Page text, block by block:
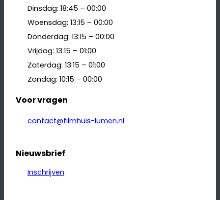
Dinsdag: 18:45 – 00:00
Woensdag: 13:15 – 00:00
Donderdag: 13:15 – 00:00
Vrijdag: 13:15 – 01:00
Zaterdag: 13:15 – 01:00
Zondag: 10:15 – 00:00
Voor vragen
contact@filmhuis-lumen.nl
Nieuwsbrief
Inschrijven